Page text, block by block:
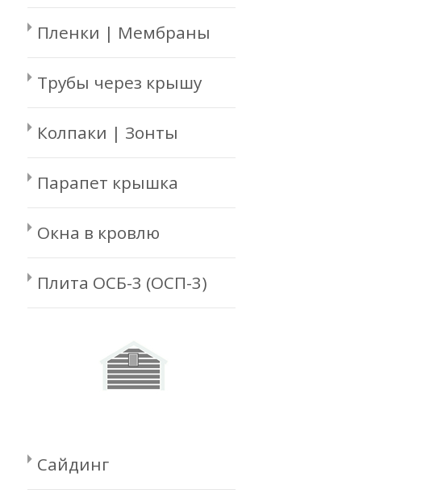
Пленки | Мембраны
Трубы через крышу
Колпаки | Зонты
Парапет крышка
Окна в кровлю
Плита ОСБ-3 (ОСП-3)
Сайдинг